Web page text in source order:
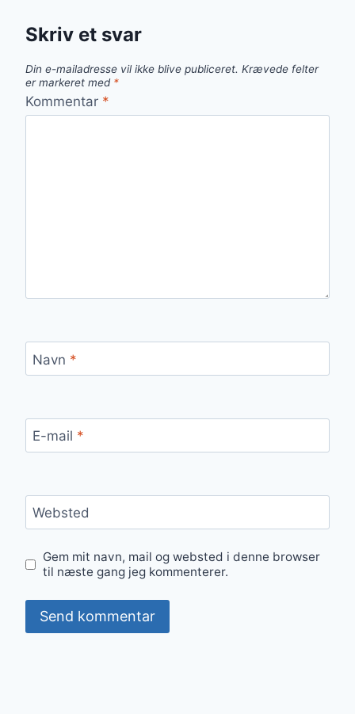
Skriv et svar
Din e-mailadresse vil ikke blive publiceret. Krævede felter
er markeret med *
Kommentar *
Navn *
E-mail *
Websted
Gem mit navn, mail og websted i denne browser
til næste gang jeg kommenterer.